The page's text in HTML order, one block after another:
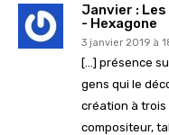
Janvier :
- Hexagone
3 janvier 2019 à
[…] présence
gens qui le
création à trois
compositeur,